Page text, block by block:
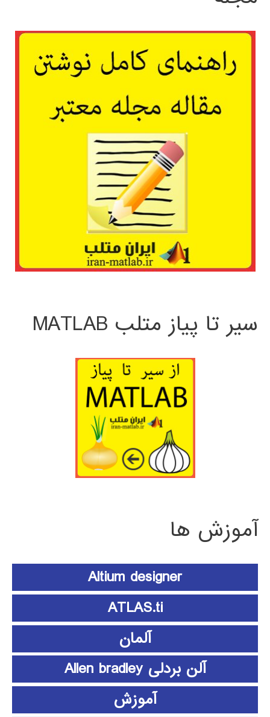
سیر تا پیاز متلب MATLAB
آموزش ها
Altium designer
ATLAS.ti
آلمان
آلن بردلی Allen bradley
آموزش